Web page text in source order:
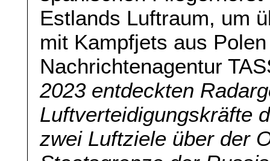
Estlands Luftraum, um
mit Kampfjets aus
Nachrichtenagentur
2023 entdeckten
Luftverteidigungskräfte
zwei Luftziele über der